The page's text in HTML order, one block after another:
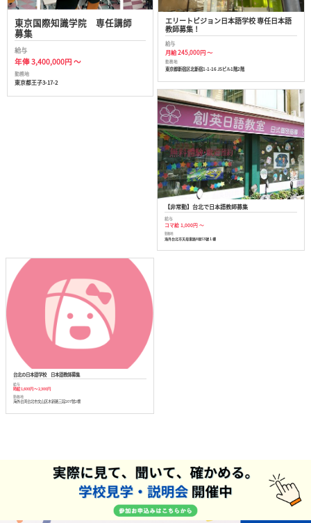
東京国際知識学院 専任講師
募集
給与
年俸 3,400,000円 ～
勤務地
東京都王子3-17-2
エリートビジョン日本語学校 専任日本語
教師募集！
給与
月給 245,000円 ～
勤務地
東京都新宿区北新宿1-1-16 JSビル1階2階
【非常勤】台北で日本語教師募集
給与
コマ給 1,000円 ～
勤務地
海外台北市天母東路8巷53號１樓
台北の日本語学校 日本語教師募集
給与
時給 1,600円 ～ 2,300円
勤務地
海外台湾台北市文山区木新路三段207號2樓